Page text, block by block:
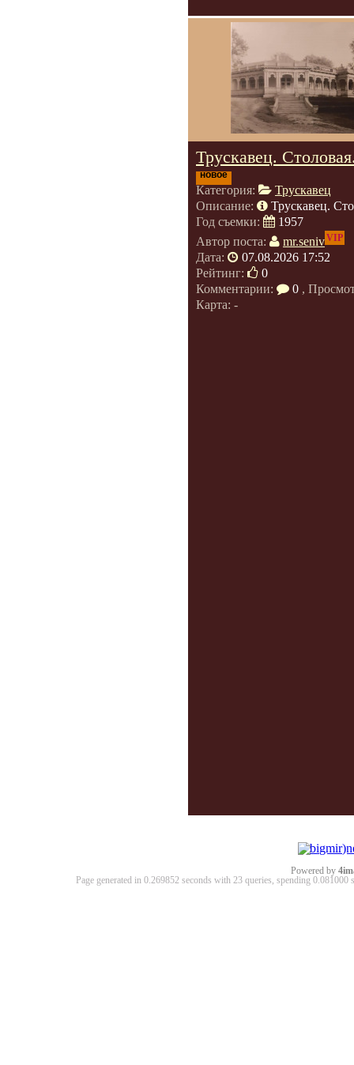
Трускавец.
новое
Категория:
Трускавец
Описание:
Трускавец.
Год съемки:
1957
Автор поста:
mr.senivVIP
Дата:
07.08.2026 17:52
Рейтинг:
0
Комментарии:
0 ,
Карта: -
Powered by
Page generated in 0.269852 seconds with 23 queries, spending